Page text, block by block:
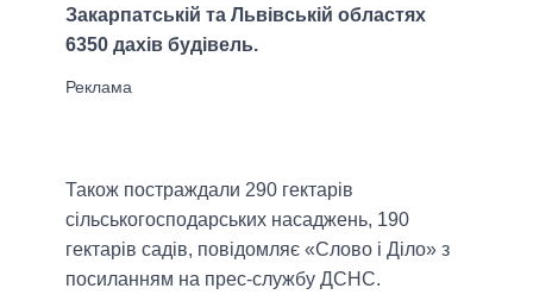
Закарпатській та Львівській областях
6350 дахів будівель.
Також постраждали 290 гектарів
сільськогосподарських насаджень, 190
гектарів садів, повідомляє «Слово і Діло» з
посиланням на прес-службу ДСНС.